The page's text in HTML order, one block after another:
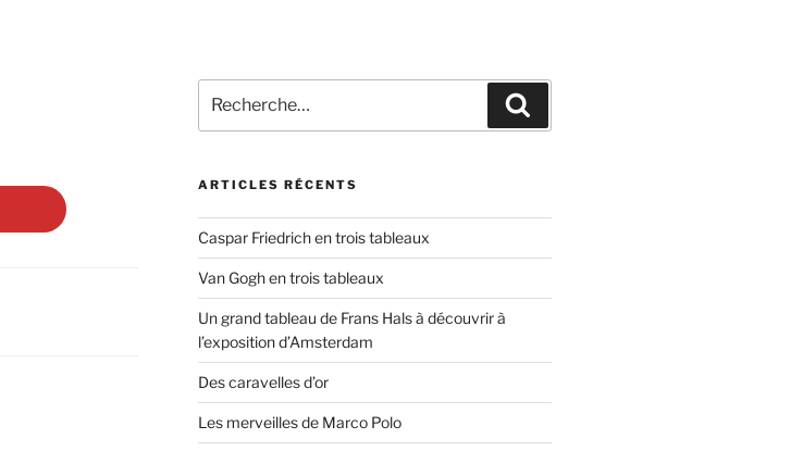
pour
:
ARTICLES RÉCENTS
Caspar Friedrich en trois tableaux
Van Gogh en trois tableaux
Un grand tableau de Frans Hals à découvrir à
l’exposition d’Amsterdam
Des caravelles d’or
Les merveilles de Marco Polo